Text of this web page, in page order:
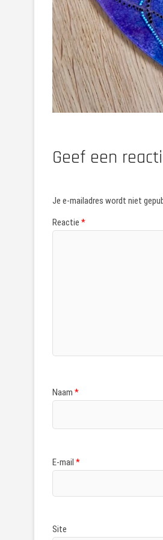
Geef een
Je e-mailadres wordt niet
Reactie *
Naam *
E-mail *
Site